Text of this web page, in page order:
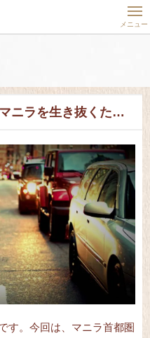
メニュー
抜くための6アプリ厳選！
【交通渋滞】フィリピンマニラを生き抜くための6アプリ厳選！
す。今回は、マニラ首都圏